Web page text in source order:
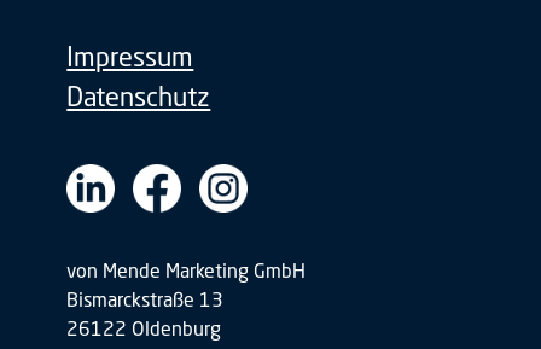
von Mende Marketing GmbH
Bismarckstraße 13
26122 Oldenburg
Impressum
Datenschutz